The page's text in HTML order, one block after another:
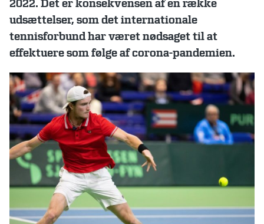
2022. Det er konsekvensen af en række
udsættelser, som det internationale
tennisforbund har været nødsaget til at
effektuere som følge af corona-pandemien.